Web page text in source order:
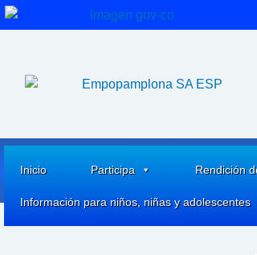
Ir
al
Inicio Participa Rendición
Información para niños, niñas y adolescentes